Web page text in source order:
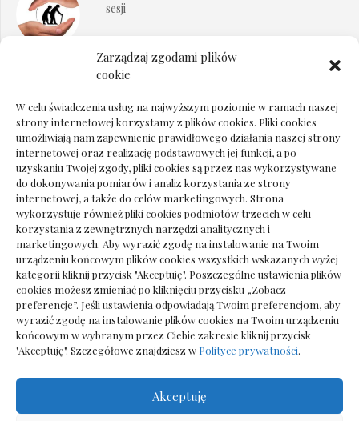
Zarządzaj zgodami plików
cookie
W celu świadczenia usług na najwyższym poziomie w ramach naszej
strony internetowej korzystamy z plików cookies. Pliki cookies
umożliwiają nam zapewnienie prawidłowego działania naszej strony
internetowej oraz realizację podstawowych jej funkcji, a po
uzyskaniu Twojej zgody, pliki cookies są przez nas wykorzystywane
do dokonywania pomiarów i analiz korzystania ze strony
internetowej, a także do celów marketingowych. Strona
wykorzystuje również pliki cookies podmiotów trzecich w celu
korzystania z zewnętrznych narzędzi analitycznych i
marketingowych. Aby wyrazić zgodę na instalowanie na Twoim
urządzeniu końcowym plików cookies wszystkich wskazanych wyżej
kategorii kliknij przycisk "Akceptuję". Poszczególne ustawienia plików
cookies możesz zmieniać po kliknięciu przycisku „Zobacz
preferencje”. Jeśli ustawienia odpowiadają Twoim preferencjom, aby
wyrazić zgodę na instalowanie plików cookies na Twoim urządzeniu
końcowym w wybranym przez Ciebie zakresie kliknij przycisk
"Akceptuję". Szczegółowe znajdziesz w Polityce prywatności.
Akceptuję
sesji
Dokumenty do odbioru przy zmianie biura
Deska podłogowa do salonu: jak wybrać bez
pośpiechu